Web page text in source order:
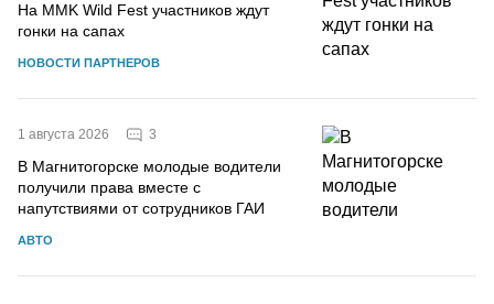
На MMK Wild Fest участников ждут
гонки на сапах
НОВОСТИ ПАРТНЕРОВ
1 августа 2026 3
В Магнитогорске молодые водители
получили права вместе с
напутствиями от сотрудников ГАИ
АВТО